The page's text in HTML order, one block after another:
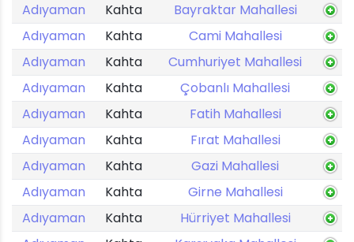
Adıyaman
Kahta
Bayraktar Mahallesi
Adıyaman
Kahta
Cami Mahallesi
Adıyaman
Kahta
Cumhuriyet Mahallesi
Adıyaman
Kahta
Çobanlı Mahallesi
Adıyaman
Kahta
Fatih Mahallesi
Adıyaman
Kahta
Fırat Mahallesi
Adıyaman
Kahta
Gazi Mahallesi
Adıyaman
Kahta
Girne Mahallesi
Adıyaman
Kahta
Hürriyet Mahallesi